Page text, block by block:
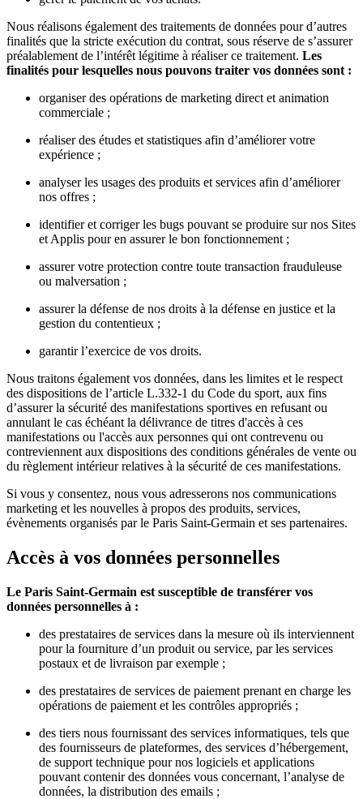
Nous réalisons également des traitements de données pour d’autres
finalités que la stricte exécution du contrat, sous réserve de s’assurer
préalablement de l’intérêt légitime à réaliser ce traitement. Les
finalités pour lesquelles nous pouvons traiter vos données sont :
organiser des opérations de marketing direct et animation
commerciale ;
réaliser des études et statistiques afin d’améliorer votre
expérience ;
analyser les usages des produits et services afin d’améliorer
nos offres ;
identifier et corriger les bugs pouvant se produire sur nos Sites
et Applis pour en assurer le bon fonctionnement ;
assurer votre protection contre toute transaction frauduleuse
ou malversation ;
assurer la défense de nos droits à la défense en justice et la
gestion du contentieux ;
garantir l’exercice de vos droits.
Nous traitons également vos données, dans les limites et le respect
des dispositions de l’article L.332-1 du Code du sport, aux fins
d’assurer la sécurité des manifestations sportives en refusant ou
annulant le cas échéant la délivrance de titres d'accès à ces
manifestations ou l'accès aux personnes qui ont contrevenu ou
contreviennent aux dispositions des conditions générales de vente ou
du règlement intérieur relatives à la sécurité de ces manifestations.
Si vous y consentez, nous vous adresserons nos communications
marketing et les nouvelles à propos des produits, services,
évènements organisés par le Paris Saint-Germain et ses partenaires.
Accès à vos données personnelles
Le Paris Saint-Germain est susceptible de transférer vos
données personnelles à :
des prestataires de services dans la mesure où ils interviennent
pour la fourniture d’un produit ou service, par les services
postaux et de livraison par exemple ;
des prestataires de services de paiement prenant en charge les
opérations de paiement et les contrôles appropriés ;
des tiers nous fournissant des services informatiques, tels que
des fournisseurs de plateformes, des services d’hébergement,
de support technique pour nos logiciels et applications
pouvant contenir des données vous concernant, l’analyse de
données, la distribution des emails ;